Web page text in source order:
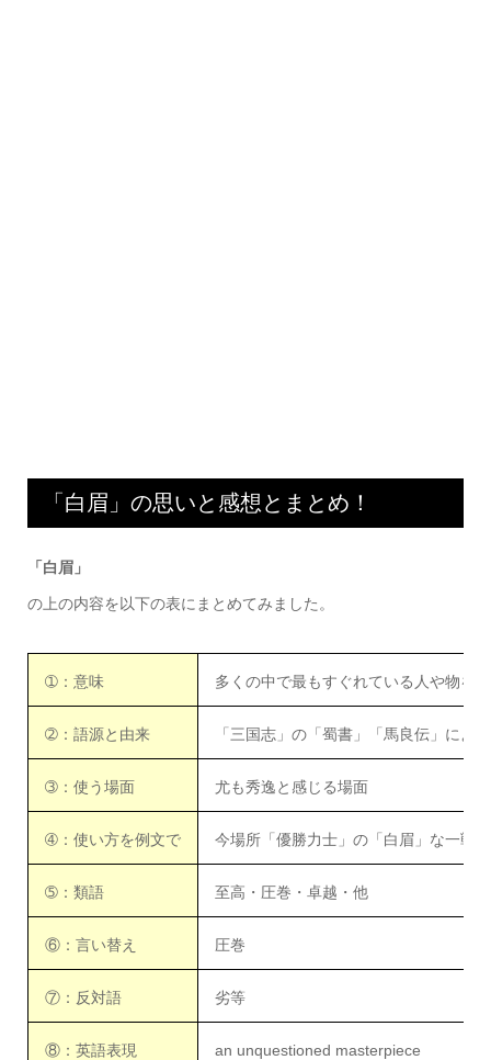
「白眉」の思いと感想とまとめ！
「白眉」
の上の内容を以下の表にまとめてみました。
➀：意味 多くの中で最もすぐれている人や物を
➁：語源と由来 「三国志」の「蜀書」「馬良伝」によ
➂：使う場面 尤も秀逸と感じる場面
➃：使い方を例文で 今場所「優勝力士」の「白眉」な一戦
➄：類語 至高・圧巻・卓越・他
⑥：言い替え 圧巻
⑦：反対語 劣等
⑧：英語表現 an unquestioned masterpiece